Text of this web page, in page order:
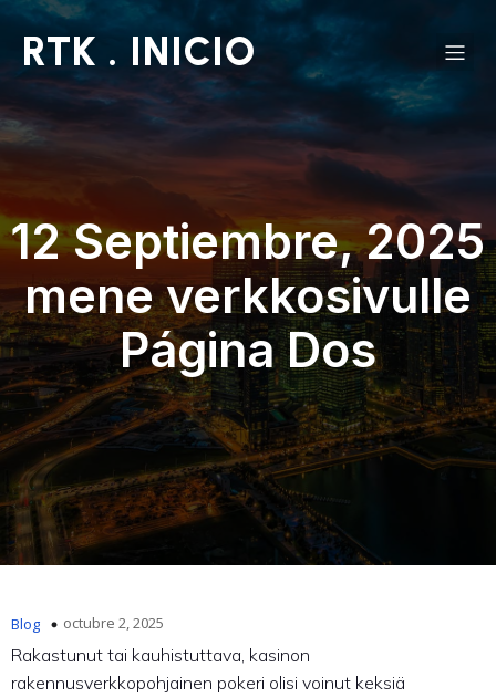
RTK . INICIO
12 Septiembre, 2025
mene verkkosivulle
Página Dos
Blog octubre 2, 2025
Rakastunut tai kauhistuttava, kasinon
rakennusverkkopohjainen pokeri olisi voinut keksiä